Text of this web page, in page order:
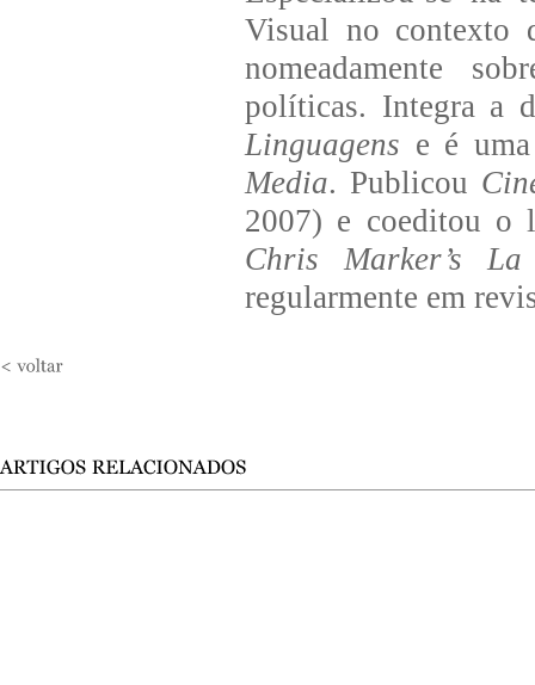
Visual no contexto
nomeadamente
políticas. Integra a
Linguagens e é
Media. Publicou
2007) e coeditou
Chris Marker’s La
regularmente em